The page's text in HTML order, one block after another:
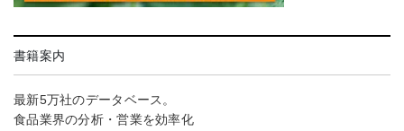
書籍案内
最新5万社のデータベース。
食品業界の分析・営業を効率化